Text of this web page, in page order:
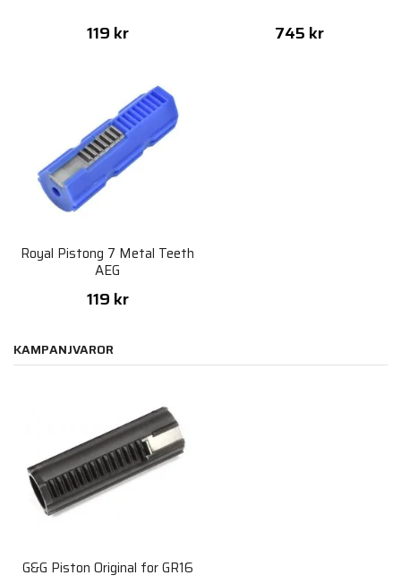
119 kr 745 kr
Royal Pistong 7 Metal Teeth
AEG
119 kr
KAMPANJVAROR
G&G Piston Original for GR16